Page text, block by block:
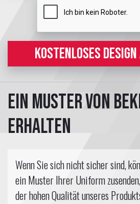
KOSTENLOSES
Ein Muster von
erhalten
Wenn Sie sich nicht sicher sind,
ein Muster Ihrer Uniform
der hohen Qualität unseres